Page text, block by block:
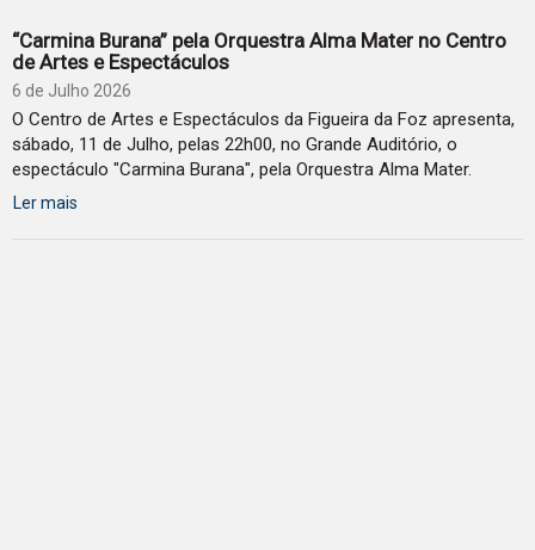
“Carmina Burana” pela Orquestra Alma Mater no Centro
de Artes e Espectáculos
6 de Julho 2026
O Centro de Artes e Espectáculos da Figueira da Foz apresenta,
sábado, 11 de Julho, pelas 22h00, no Grande Auditório, o
espectáculo "Carmina Burana", pela Orquestra Alma Mater.
Ler mais